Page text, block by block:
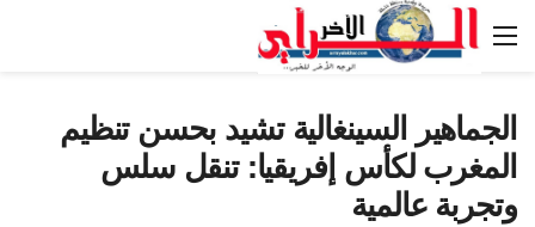
الجماهير السينغالية تشيد بحسن تنظيم
المغرب لكأس إفريقيا: تنقل سلس
وتجربة عالمية